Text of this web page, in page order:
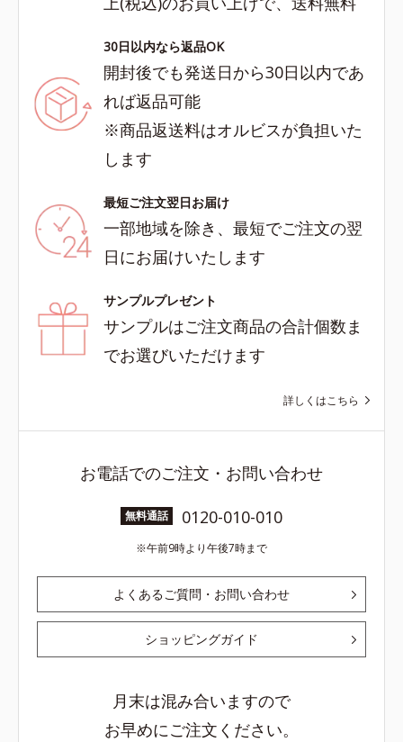
30日以内なら返品OK
開封後でも発送日から30日以内であ
れば返品可能
※商品返送料はオルビスが負担いた
します
最短ご注文翌日お届け
一部地域を除き、最短でご注文の翌
日にお届けいたします
サンプルプレゼント
サンプルはご注文商品の合計個数ま
でお選びいただけます
詳しくはこちら
お電話でのご注文・お問い合わせ
無料通話 0120-010-010
午前9時より午後7時まで
よくあるご質問・お問い合わせ
ショッピングガイド
月末は混み合いますので
お早めにご注文ください。